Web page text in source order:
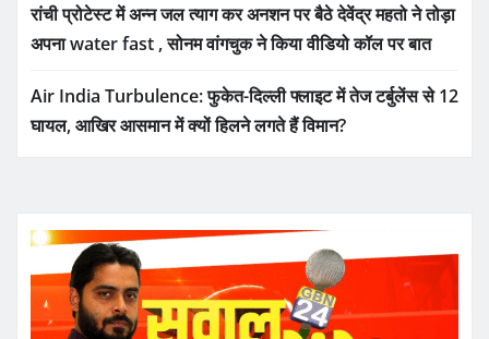
रांची प्रोटेस्ट में अन्न जल त्याग कर अनशन पर बैठे देवेंद्र महतो ने तोड़ा
अपना water fast , सोनम वांगचुक ने किया वीडियो कॉल पर बात
Air India Turbulence: फुकेत-दिल्ली फ्लाइट में तेज टर्बुलेंस से 12
घायल, आखिर आसमान में क्यों हिलने लगते हैं विमान?